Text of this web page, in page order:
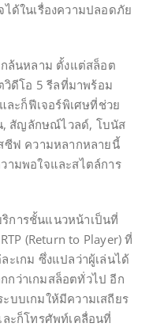
ด้ในเรื่องความปลอดภัย
ล้นหลาม ตั้งแต่สล็อต
ดีโอ 5 รีลที่มาพร้อม
ละก็ฟีเจอร์พิเศษที่ช่วย
, สัญลักษณ์ไวลด์, โบนัส
ซีฟ ความหลากหลายนี้
ามพอใจและสไตล์การ
การชั้นแนวหน้าเป็นที่
(Return to Player) ที่
เกม ซึ่งแปลว่าผู้เล่นได้
ว่าเกมสล็อตทั่วไป อีก
บบเกมให้มีความเสถียร
ละก็โทรศัพท์เคลื่อนที่